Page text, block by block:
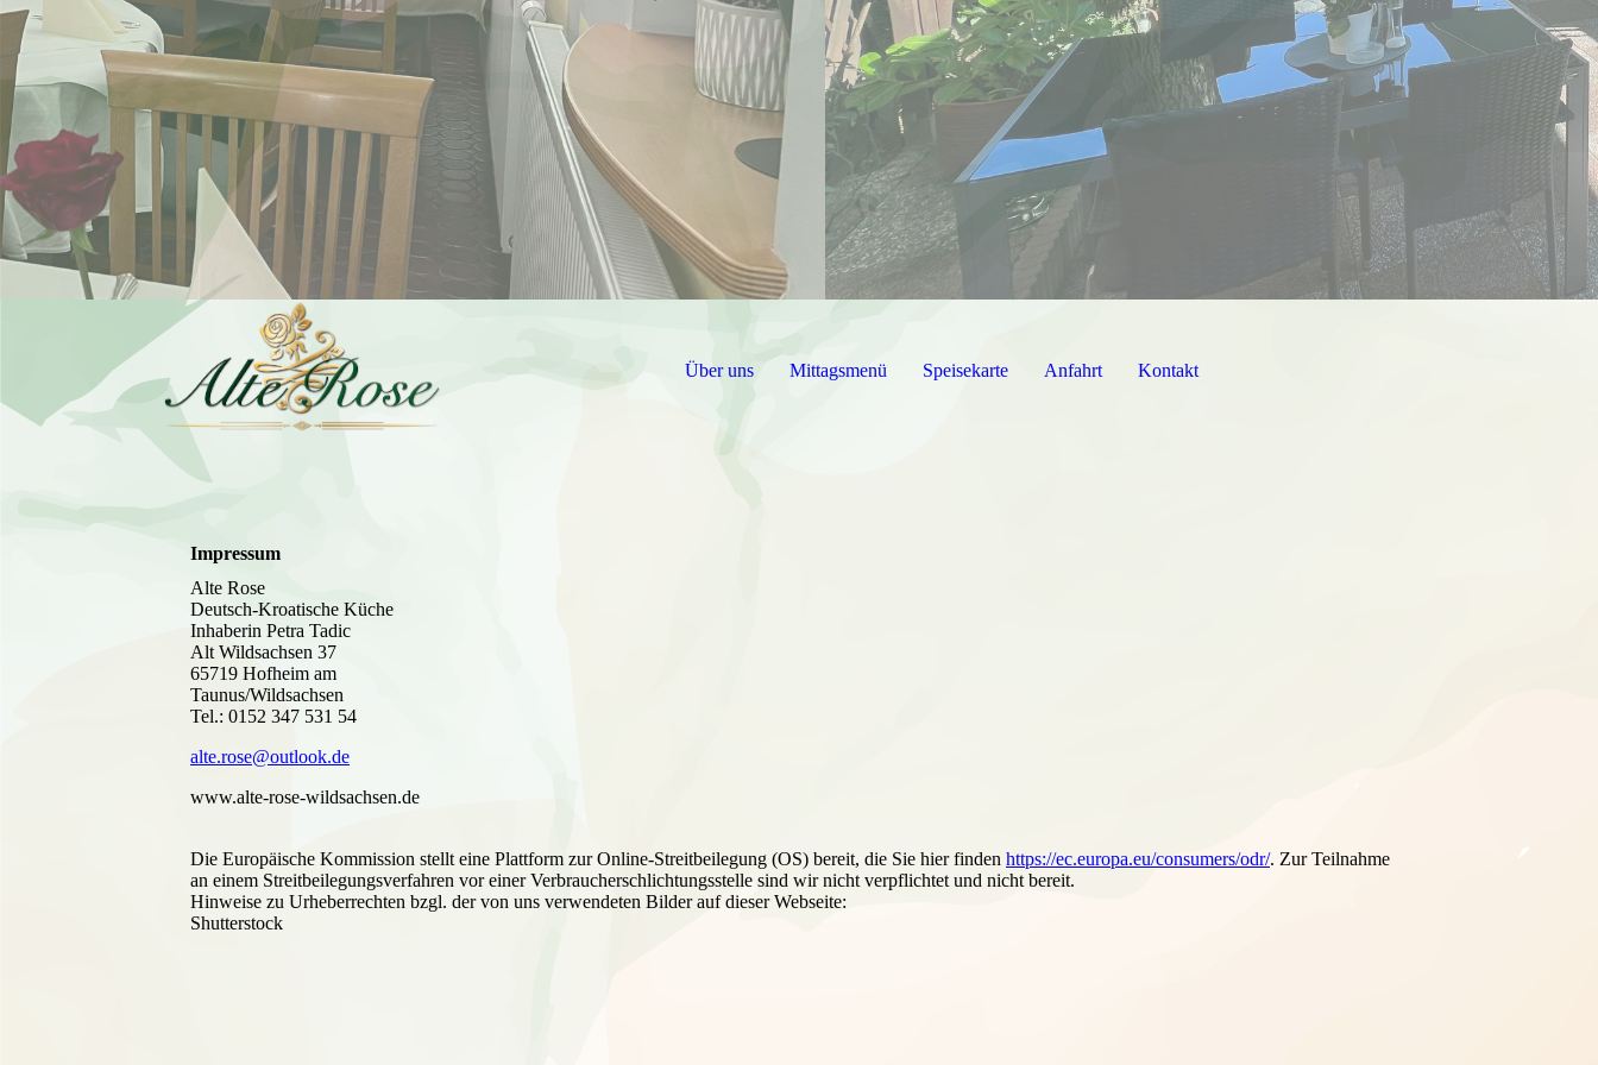
Über uns Mittagsmenü Speisekarte Anfahrt Kontakt
Impressum
Alte Rose
Deutsch-Kroatische Küche
Inhaberin Petra Tadic
Alt Wildsachsen 37
65719 Hofheim am
Taunus/Wildsachsen
Tel.: 0152 347 531 54
alte.rose@outlook.de
www.alte-rose-wildsachsen.de
Die Europäische Kommission stellt eine Plattform zur Online-Streitbeilegung (OS) bereit, die Sie hier finden https://ec.europa.eu/consumers/odr/. Zur Teilnahme
an einem Streitbeilegungsverfahren vor einer Verbraucherschlichtungsstelle sind wir nicht verpflichtet und nicht bereit.
Hinweise zu Urheberrechten bzgl. der von uns verwendeten Bilder auf dieser Webseite:
Shutterstock